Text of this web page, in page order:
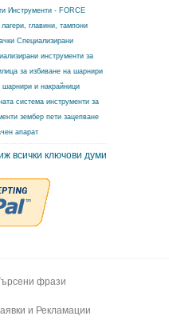
Инструменти - FORCE
главини, тампони
Специализирани
инструменти за
за избиване на шарнири
шарнири и накрайници
система инструменти за
зембер пети зацепване
апарат
всички ключови думи
фрази
и Рекламации